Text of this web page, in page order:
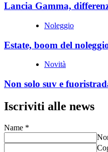
Lancia Gamma,
Noleggio
Estate, boom del
Novità
Non solo suv e
Iscriviti alle news
Name *